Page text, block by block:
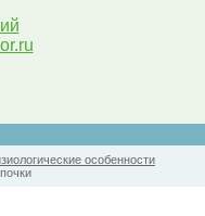
особенности